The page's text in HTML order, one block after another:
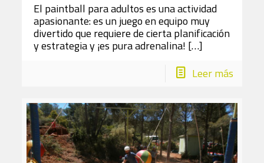
El paintball para adultos es una actividad
apasionante: es un juego en equipo muy
divertido que requiere de cierta planificación
y estrategia y ¡es pura adrenalina! […]
Leer más